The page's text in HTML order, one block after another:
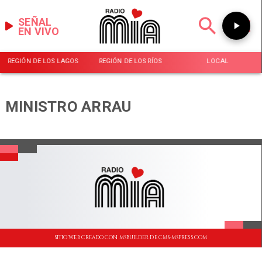
EN VIVO
SEÑAL
REGIÓN DE LOS LAGOS REGIÓN DE LOS RÍOS LOCAL
MINISTRO ARRAU
SITIO WEB CREADO CON MSBUILDER DE CMS-MSPRESS.COM